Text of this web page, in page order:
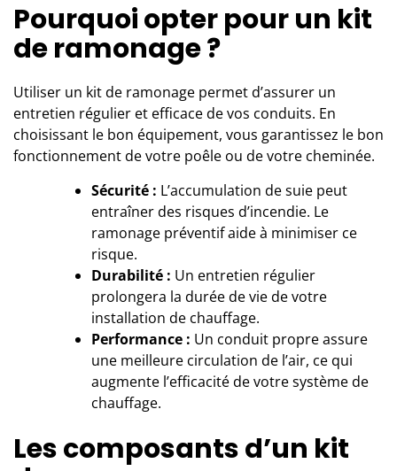
Pourquoi opter pour un kit
de ramonage ?
Utiliser un kit de ramonage permet d’assurer un
entretien régulier et efficace de vos conduits. En
choisissant le bon équipement, vous garantissez le bon
fonctionnement de votre poêle ou de votre cheminée.
Sécurité : L’accumulation de suie peut
entraîner des risques d’incendie. Le
ramonage préventif aide à minimiser ce
risque.
Durabilité : Un entretien régulier
prolongera la durée de vie de votre
installation de chauffage.
Performance : Un conduit propre assure
une meilleure circulation de l’air, ce qui
augmente l’efficacité de votre système de
chauffage.
Les composants d’un kit